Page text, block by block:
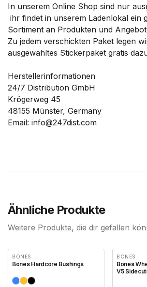
In unserem Online Shop sind nur
ihr findet in unserem Ladenlokal ein
Sortiment an Produkten und
Zu jedem verschickten Paket legen
ausgewähltes Stickerpaket gratis
Herstellerinformationen
24/7 Distribution GmbH
Krögerweg 45
48155 Münster, Germany
Email: info@247dist.com
Ähnliche Produkte
Weitere Produkte, die dir gefallen
BONES
Bones Hardcore Bushings
BONES
Bones
V5